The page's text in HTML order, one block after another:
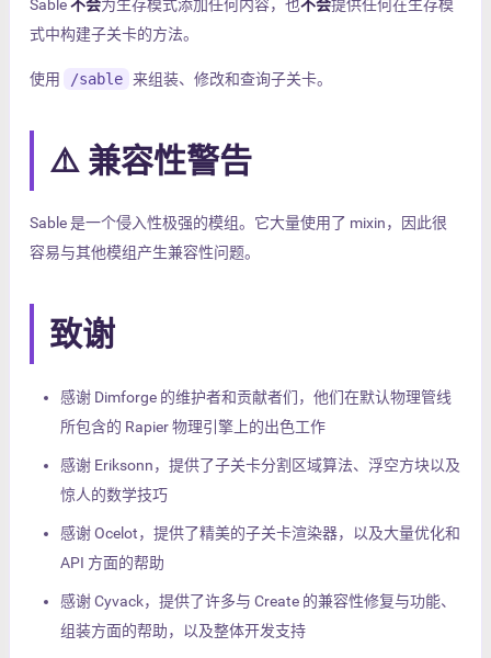
Sable不会为生存模式添加任何内容，也不会提供任何在生存模
式中构建子关卡的方法。
使用 /sable 来组装、修改和查询子关卡。
⚠️ 兼容性警告
Sable 是一个侵入性极强的模组。它大量使用了 mixin，因此很
容易与其他模组产生兼容性问题。
致谢
感谢 Dimforge 的维护者和贡献者们，他们在默认物理管线
所包含的 Rapier 物理引擎上的出色工作
感谢 Eriksonn，提供了子关卡分割区域算法、浮空方块以及
惊人的数学技巧
感谢 Ocelot，提供了精美的子关卡渲染器，以及大量优化和
API 方面的帮助
感谢 Cyvack，提供了许多与 Create 的兼容性修复与功能、
组装方面的帮助，以及整体开发支持